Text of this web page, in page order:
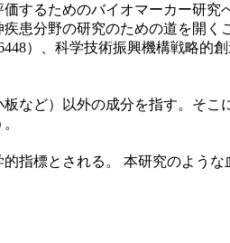
するためのバイオマーカー研究
患分野の研究のための道を開く
）、科学技術振興機構戦略的
など）以外の成分を指す。そ
指標とされる。 本研究のよう